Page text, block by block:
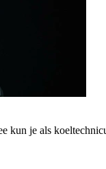
kun je als